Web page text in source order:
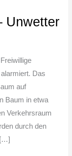
Unwetter
Das
auf
Baum in etwa
Verkehrsraum
durch den